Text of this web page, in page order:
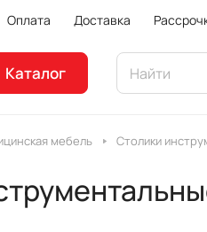
Оплата Доставка
Каталог
мебель Столики